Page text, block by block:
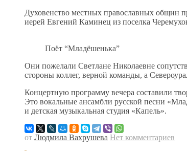
Духовенство местных православных общин
иерей Евгений Каминец из поселка
Поёт “Младёшенька”
Они пожелали Светлане Николаевне
стороны коллег, верной команды, а
Концертную программу вечера составили
Это вокальные ансамбли русской песни
и детская музыкальная студия «Капель».
от Людмила Вахрушева Нет комментариев